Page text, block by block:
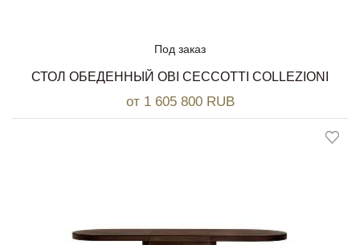
Под заказ
СТОЛ ОБЕДЕННЫЙ OBI CECCOTTI COLLEZIONI
от 1 605 800 RUB